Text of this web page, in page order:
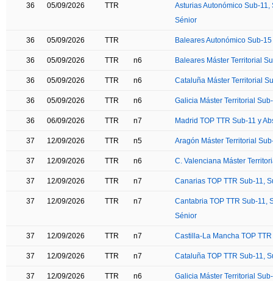
36 05/09/2026 TTR
Asturias Autonómico Sub-
Sénior
36 05/09/2026 TTR Baleares Autonómico Sub-
36 05/09/2026 TTR n6 Baleares Máster Territorial
36 05/09/2026 TTR n6 Cataluña Máster Territorial
36 05/09/2026 TTR n6 Galicia Máster Territorial
36 06/09/2026 TTR n7 Madrid TOP TTR Sub-11 y
37 12/09/2026 TTR n5 Aragón Máster Territorial
37 12/09/2026 TTR n6 C. Valenciana Máster
37 12/09/2026 TTR n7 Canarias TOP TTR Sub-11,
37 12/09/2026 TTR n7
Cantabria TOP TTR Sub-11,
Sénior
37 12/09/2026 TTR n7 Castilla-La Mancha TOP
37 12/09/2026 TTR n7 Cataluña TOP TTR Sub-11,
37 12/09/2026 TTR n6 Galicia Máster Territorial